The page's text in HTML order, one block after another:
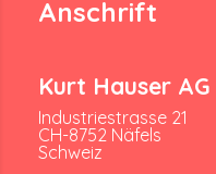
Anschrift
Kurt Hauser AG
Industriestrasse 21
CH-8752 Näfels
Schweiz